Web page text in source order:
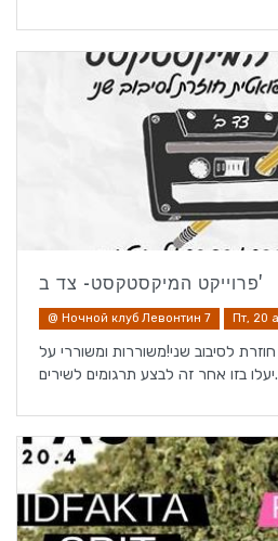
פרוייקט המיקסטקסט- צד ב'
@ Ночной клуб Левонтин 7 Пт, 20
לסיבוב שני!משוררות ומשוררי על
לשירים...